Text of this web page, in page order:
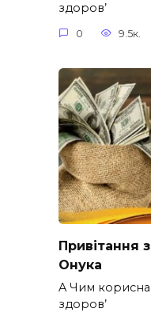
здоров’
0 9.5к.
Привітання
Онука
A Чим
здоров’